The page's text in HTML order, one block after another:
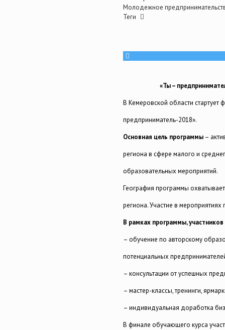
Молодежное
Теги
«Ты –
В Кемеровской области
предприниматель-2018».
Основная цель программы–
региона в сфере малого и
образовательных мероприятий.
География программы
региона. Участие в
В рамках программы,
– обучение по авторскому
потенциальных
– консультации от успешных
– мастер-классы, тренинги,
– индивидуальная доработка
В финале обучающего курса